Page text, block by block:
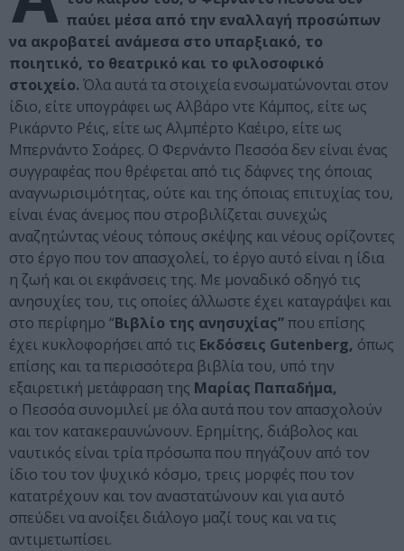
παύει μέσα από την εναλλαγή προσώπων
να ακροβατεί ανάμεσα στο υπαρξιακό, το
ποιητικό, το θεατρικό και το φιλοσοφικό
στοιχείο. Όλα αυτά τα στοιχεία ενσωματώνονται στον
ίδιο, είτε υπογράφει ως Αλβάρο ντε Κάμπος, είτε ως
Ρικάρντο Ρέις, είτε ως Αλμπέρτο Καέιρο, είτε ως
Μπερνάντο Σοάρες. Ο Φερνάντο Πεσσόα δεν είναι ένας
συγγραφέας που θρέφεται από τις δάφνες της όποιας
αναγνωρισιμότητας, ούτε και της όποιας επιτυχίας του,
είναι ένας άνεμος που στροβιλίζεται συνεχώς
αναζητώντας νέους τόπους σκέψης και νέους ορίζοντες
στο έργο που τον απασχολεί, το έργο αυτό είναι η ίδια
η ζωή και οι εκφάνσεις της. Με μοναδικό οδηγό τις
ανησυχίες του, τις οποίες άλλωστε έχει καταγράψει και
στο περίφημο “Βιβλίο της ανησυχίας”που επίσης
έχει κυκλοφορήσει από τις Εκδόσεις Gutenberg, όπως
επίσης και τα περισσότερα βιβλία του, υπό την
εξαιρετική μετάφραση της Μαρίας Παπαδήμα,
ο Πεσσόα συνομιλεί με όλα αυτά που τον απασχολούν
και τον κατακεραυνώνουν. Ερημίτης, διάβολος και
ναυτικός είναι τρία πρόσωπα που πηγάζουν από τον
ίδιο του τον ψυχικό κόσμο, τρεις μορφές που τον
κατατρέχουν και τον αναστατώνουν και για αυτό
σπεύδει να ανοίξει διάλογο μαζί τους και να τις
αντιμετωπίσει.